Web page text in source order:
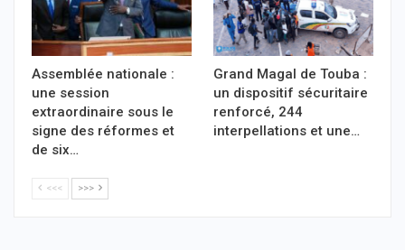
Assemblée nationale :
une session
extraordinaire sous le
signe des réformes et
de six…
Grand Magal de Touba :
un dispositif sécuritaire
renforcé, 244
interpellations et une…
<<< >>>